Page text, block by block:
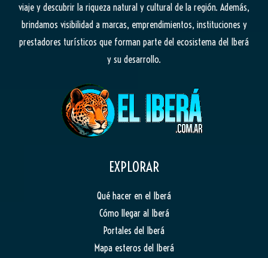
viaje y descubrir la riqueza natural y cultural de la región. Además,
brindamos visibilidad a marcas, emprendimientos, instituciones y
prestadores turísticos que forman parte del ecosistema del Iberá
y su desarrollo.
EXPLORAR
Qué hacer en el Iberá
Cómo llegar al Iberá
Portales del Iberá
Mapa esteros del Iberá